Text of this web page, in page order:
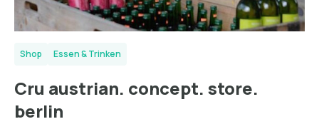
Shop Essen & Trinken
Cru austrian. concept. store.
berlin